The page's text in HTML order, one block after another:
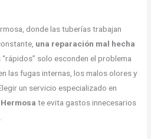
donde las tuberías trabajan
una reparación mal hecha
“rápidos” solo esconden el problema
las fugas internas, los malos olores y
un servicio especializado en
te evita gastos innecesarios